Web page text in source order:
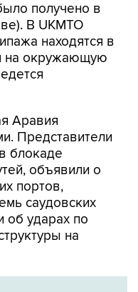
получено в
В UKMTO
находятся в
на окружающую
Аравия
Представители
блокаде
объявили о
портов,
саудовских
об ударах по
на